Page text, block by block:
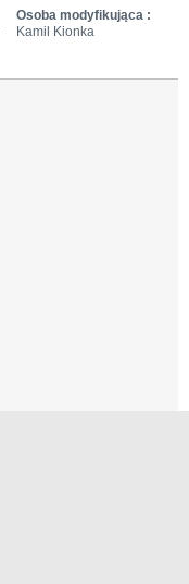
Osoba modyfikująca :
Kamil Kionka